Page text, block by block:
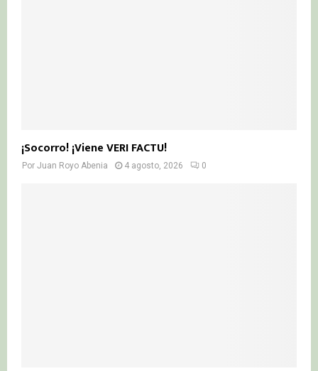
¡Socorro! ¡Viene VERI FACTU!
Por Juan Royo Abenia 4 agosto, 2026 0